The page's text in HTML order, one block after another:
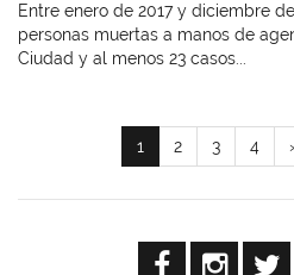
Entre enero de 2017 y diciembre
personas muertas a manos de
Ciudad y al menos 23 casos...
Paginación
Página
actual
1 Page
2 Page
3 Page
4